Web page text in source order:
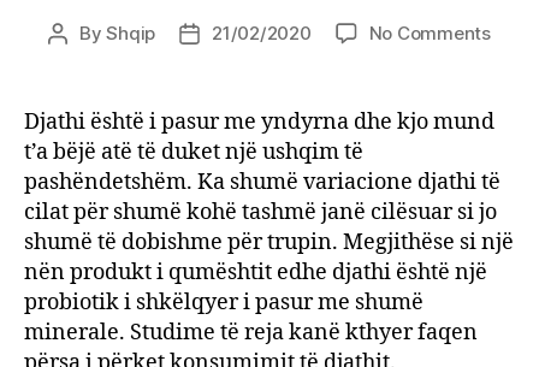
PostByShqip
Post21/02/2020 No Commentson
djathi
i
në
Djathi është i pasur me yndyrna dhe kjo mund
t’a bëjë atë të duket një ushqim të
pashëndetshëm. Ka shumë variacione djathi të
cilat për shumë kohë tashmë janë cilësuar si jo
shumë të dobishme për trupin. Megjithëse si një
nën produkt i qumështit edhe djathi është një
probiotik i shkëlqyer i pasur me shumë
minerale. Studime të reja kanë kthyer faqen